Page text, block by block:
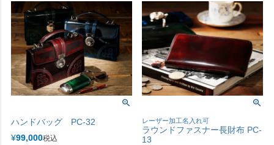
ハンドバッグ PC-32
¥99,000税込
レーザー加工名入れ可
ラウンドファスナー長財布 PC-
13